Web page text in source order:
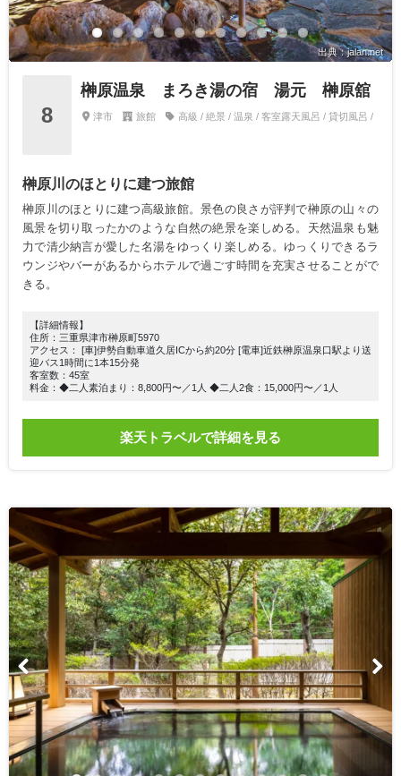
出典：jalan.net
8
榊原温泉 まろき湯の宿 湯元 榊原舘
津市 旅館 高級 / 絶景 / 温泉 / 客室露天風呂 / 貸切風呂 /
榊原川のほとりに建つ旅館
榊原川のほとりに建つ高級旅館。景色の良さが評判で榊原の山々の
風景を切り取ったかのような自然の絶景を楽しめる。天然温泉も魅
力で清少納言が愛した名湯をゆっくり楽しめる。ゆっくりできるラ
ウンジやバーがあるからホテルで過ごす時間を充実させることがで
きる。
【詳細情報】
住所：三重県津市榊原町5970
アクセス： [車]伊勢自動車道久居ICから約20分 [電車]近鉄榊原温泉口駅より送
迎バス1時間に1本15分発
客室数：45室
料金：◆二人素泊まり：8,800円〜／1人 ◆二人2食：15,000円〜／1人
楽天トラベルで詳細を見る